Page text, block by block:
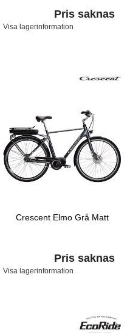
Pris saknas
Visa lagerinformation
Crescent Elmo Grå Matt
Pris saknas
Visa lagerinformation